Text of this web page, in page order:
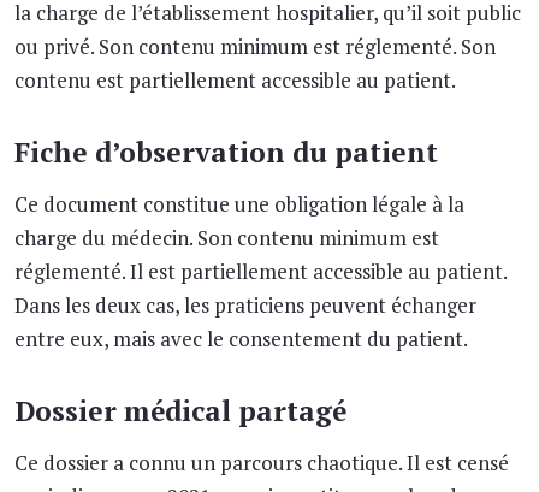
la charge de l’établissement hospitalier, qu’il soit public
ou privé. Son contenu minimum est réglementé. Son
contenu est partiellement accessible au patient.
Fiche d’observation du patient
Ce document constitue une obligation légale à la
charge du médecin. Son contenu minimum est
réglementé. Il est partiellement accessible au patient.
Dans les deux cas, les praticiens peuvent échanger
entre eux, mais avec le consentement du patient.
Dossier médical partagé
Ce dossier a connu un parcours chaotique. Il est censé